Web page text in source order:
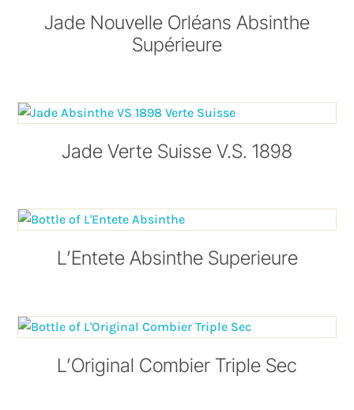
Jade Nouvelle Orléans Absinthe
Supérieure
Jade Verte Suisse V.S. 1898
L’Entete Absinthe Superieure
L’Original Combier Triple Sec